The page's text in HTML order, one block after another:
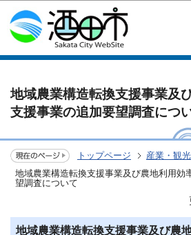
このページの本文
地域農業構造転換支援事業及
支援事業の追加要望調査につ
トップページ 産業・観光
地域農業構造転換支援事業及び農地利用効
望調査について
地域農業構造転換支援事業及び農